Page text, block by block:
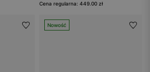
Cena regularna: 449.00 zł
Nowość